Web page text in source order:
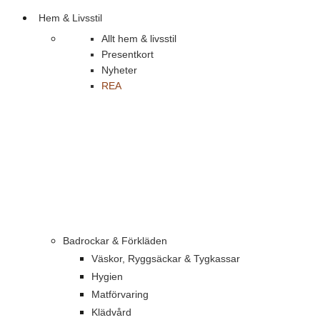
Hem & Livsstil
Allt hem & livsstil
Presentkort
Nyheter
REA
Badrockar & Förkläden
Väskor, Ryggsäckar & Tygkassar
Hygien
Matförvaring
Klädvård